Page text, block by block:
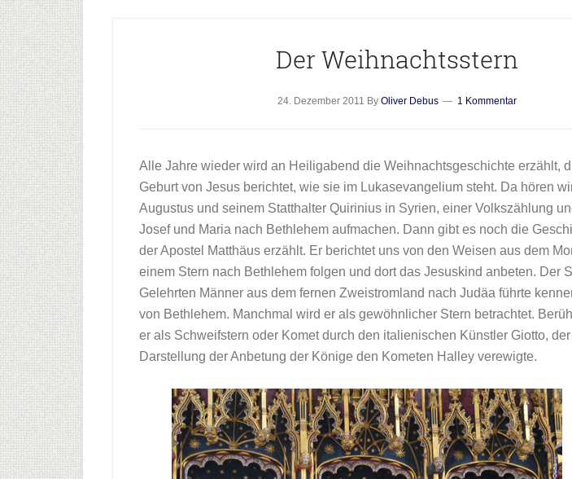
Der Weihnachtsstern
24. Dezember 2011 By Oliver Debus 1 Kommentar
Alle Jahre wieder wird an Heiligabend die Weihnachtsgeschichte erzählt,
Geburt von Jesus berichtet, wie sie im Lukasevangelium steht. Da hören
Augustus und seinem Statthalter Quirinius in Syrien, einer Volkszählung
Josef und Maria nach Bethlehem aufmachen. Dann gibt es noch die
der Apostel Matthäus erzählt. Er berichtet uns von den Weisen aus dem
einem Stern nach Bethlehem folgen und dort das Jesuskind anbeten. Der
Gelehrten Männer aus dem fernen Zweistromland nach Judäa führte
von Bethlehem. Manchmal wird er als gewöhnlicher Stern betrachtet.
er als Schweifstern oder Komet durch den italienischen Künstler Giotto,
Darstellung der Anbetung der Könige den Kometen Halley verewigte.